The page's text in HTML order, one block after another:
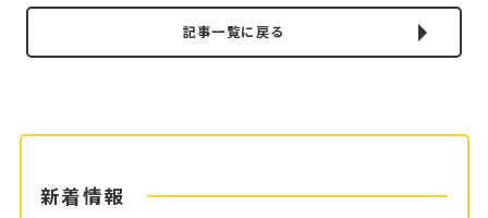
記事一覧に戻る
新着情報